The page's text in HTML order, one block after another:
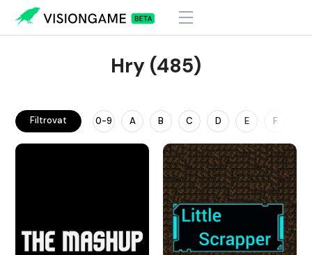
Hry (485)
Filtrovat 0-9 A B C D E F